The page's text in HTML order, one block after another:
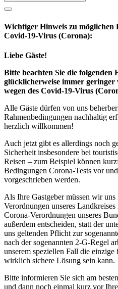
Wichtiger Hinweis zu möglichen
Covid-19-Virus (Corona):
Liebe Gäste!
Bitte beachten Sie die folgenden
glücklicherweise immer
wegen des Covid-19-Virus
Alle Gäste dürfen von uns
Rahmenbedingungen nachhaltig
herzlich willkommen!
Auch jetzt gibt es allerdings noch
Sicherheit insbesondere bei
Reisen – zum Beispiel können
Bedingungen Corona-Tests vor
vorgeschrieben werden.
Als Ihre Gastgeber müssen wir
Verordnungen unseres
Corona-Verordnungen unseres
außerdem entscheiden, statt der
uns geltenden Pflicht zur
nach der sogenannten 2-G-Regel
unserem speziellen Fall die einzige
wirklich sichere Lösung sein kann.
Bitte informieren Sie sich am
und dann noch einmal kurz vor